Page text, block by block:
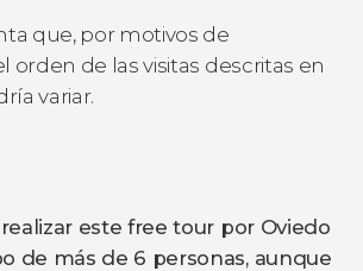
que, por motivos de
orden de las visitas descritas en
variar.
este free tour por Oviedo
de más de 6 personas, aunque